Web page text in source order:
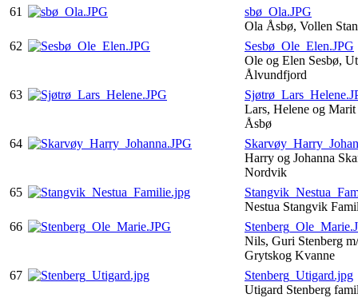
61
sbø_Ola.JPG
Ola Åsbø, Vollen
62
Sesbø_Ole_Elen.JPG
Ole og Elen Sesbø,
Ålvundfjord
63
Lars, Helene og
Åsbø
64
Harry og Johanna
Nordvik
65
Nestua Stangvik
66
Nils, Guri Stenberg
Grytskog Kvanne
67
Stenberg_Utigard.jpg
Utigard Stenberg